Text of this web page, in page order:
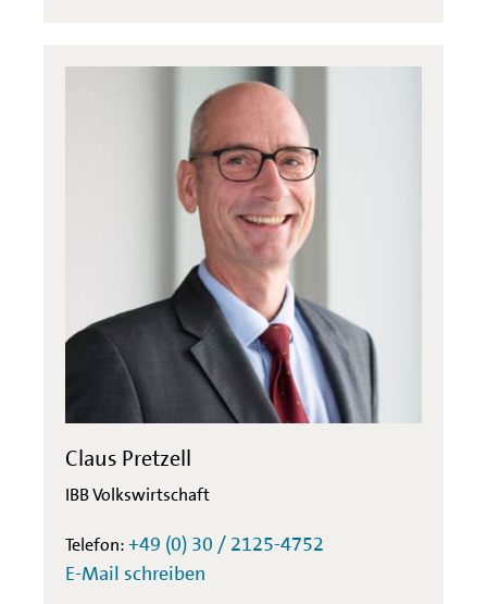
Claus Pretzell
IBB Volkswirtschaft
Telefon:+49 (0) 30 / 2125-4752
E-Mail schreiben